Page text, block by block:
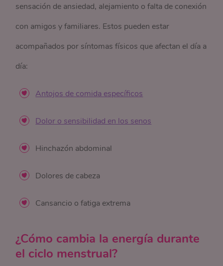
sensación de ansiedad, alejamiento o falta de conexión
con amigos y familiares. Estos pueden estar
acompañados por síntomas físicos que afectan el día a
día:
Antojos de comida específicos
Dolor o sensibilidad en los senos
Hinchazón abdominal
Dolores de cabeza
Cansancio o fatiga extrema
¿Cómo cambia la energía durante
el ciclo menstrual?